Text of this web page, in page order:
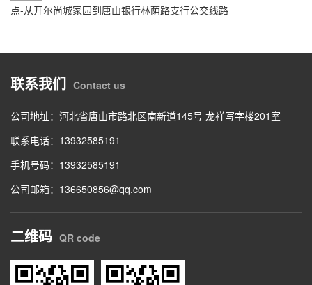
点-从开尔尚城家园到唐山银行林荫路支行公交线路
联系我们 Contact us
公司地址：河北省唐山市路北区南新道145号 龙祥写字楼201室
联系电话：13932585191
手机号码：13932585191
公司邮箱：136650856@qq.com
二维码 QR code